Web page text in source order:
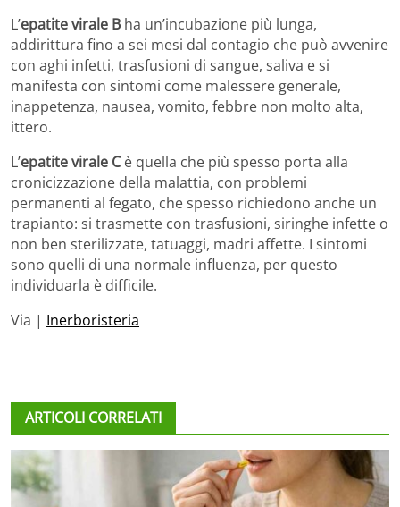
L’epatite virale B ha un’incubazione più lunga,
addirittura fino a sei mesi dal contagio che può avvenire
con aghi infetti, trasfusioni di sangue, saliva e si
manifesta con sintomi come malessere generale,
inappetenza, nausea, vomito, febbre non molto alta,
ittero.
L’epatite virale Cè quella che più spesso porta alla
cronicizzazione della malattia, con problemi
permanenti al fegato, che spesso richiedono anche un
trapianto: si trasmette con trasfusioni, siringhe infette o
non ben sterilizzate, tatuaggi, madri affette. I sintomi
sono quelli di una normale influenza, per questo
individuarla è difficile.
Via | Inerboristeria
ARTICOLI CORRELATI